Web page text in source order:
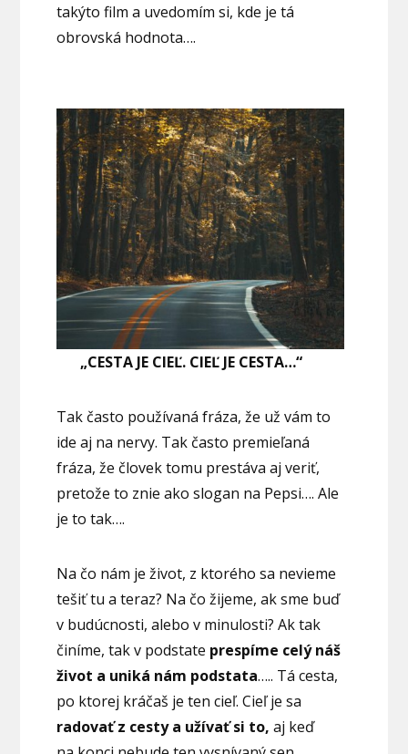
takýto film a uvedomím si, kde je tá
obrovská hodnota….
„CESTA JE CIEĽ. CIEĽ JE CESTA…“
Tak často používaná fráza, že už vám to
ide aj na nervy. Tak často premieľaná
fráza, že človek tomu prestáva aj veriť,
pretože to znie ako slogan na Pepsi…. Ale
je to tak….
Na čo nám je život, z ktorého sa nevieme
tešiť tu a teraz? Na čo žijeme, ak sme buď
v budúcnosti, alebo v minulosti? Ak tak
činíme, tak v podstate prespíme celý náš
život a uniká nám podstata….. Tá cesta,
po ktorej kráčaš je ten cieľ. Cieľ je sa
radovať z cesty a užívať si to, aj keď